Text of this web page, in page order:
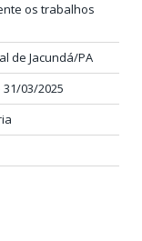
os trabalhos
de Jacundá/PA
03/2025